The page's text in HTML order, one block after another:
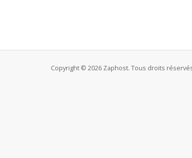
Copyright © 2026 Zaphost. Tous droits